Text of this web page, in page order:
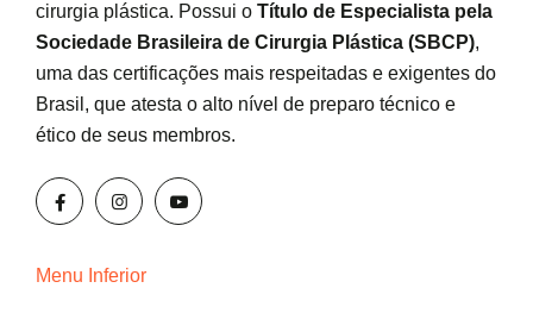
cirurgia plástica. Possui o Título de Especialista pela
Sociedade Brasileira de Cirurgia Plástica (SBCP),
uma das certificações mais respeitadas e exigentes do
Brasil, que atesta o alto nível de preparo técnico e
ético de seus membros.
Menu Inferior